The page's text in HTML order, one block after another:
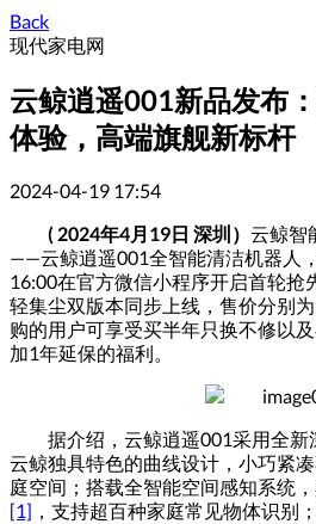
Back
现代家电网
云鲸逍遥001新品发布
体验，高端旗舰新标杆
2024-04-19 17:54
( 2024年4月19日 深圳） 云鲸智
——云鲸逍遥001全智能清洁机器人
16:00在官方微信小程序开启首轮抢
轻集尘双版本同步上线，售价分别为
购的用户可享受买半年只换不修以
加1年延保的福利。
据介绍，云鲸逍遥001采用全新
云鲸独具特色的曲线设计，小巧紧
庭空间；搭载全智能空间感知系统
[1] ，支持超百种家庭常见物体识别